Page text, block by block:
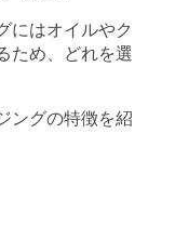
にはオイルやク
ため、どれを選
ングの特徴を紹